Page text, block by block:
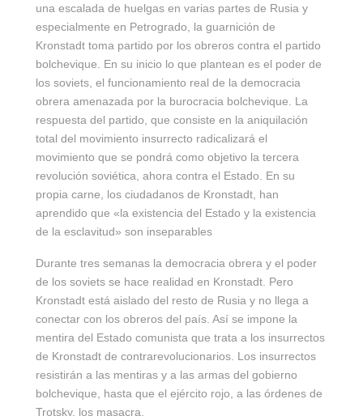
una escalada de huelgas en varias partes de Rusia y
especialmente en Petrogrado, la guarnición de
Kronstadt toma partido por los obreros contra el partido
bolchevique. En su inicio lo que plantean es el poder de
los soviets, el funcionamiento real de la democracia
obrera amenazada por la burocracia bolchevique. La
respuesta del partido, que consiste en la aniquilación
total del movimiento insurrecto radicalizará el
movimiento que se pondrá como objetivo la tercera
revolución soviética, ahora contra el Estado. En su
propia carne, los ciudadanos de Kronstadt, han
aprendido que «la existencia del Estado y la existencia
de la esclavitud» son inseparables
Durante tres semanas la democracia obrera y el poder
de los soviets se hace realidad en Kronstadt. Pero
Kronstadt está aislado del resto de Rusia y no llega a
conectar con los obreros del país. Así se impone la
mentira del Estado comunista que trata a los insurrectos
de Kronstadt de contrarevolucionarios. Los insurrectos
resistirán a las mentiras y a las armas del gobierno
bolchevique, hasta que el ejército rojo, a las órdenes de
Trotsky, los masacra.